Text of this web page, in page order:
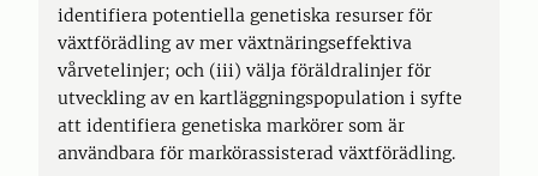
identifiera potentiella genetiska resurser för
växtförädling av mer växtnäringseffektiva
vårvetelinjer; och (iii) välja föräldralinjer för
utveckling av en kartläggningspopulation i syfte
att identifiera genetiska markörer som är
användbara för markörassisterad växtförädling.